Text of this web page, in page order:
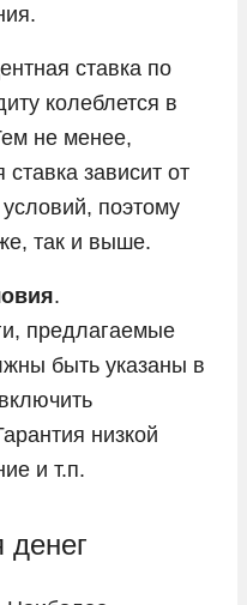
ставка по
колеблется в
не менее,
ставка зависит от
поэтому
так и выше.
.
предлагаемые
быть указаны в
низкой
и т.п.
денег